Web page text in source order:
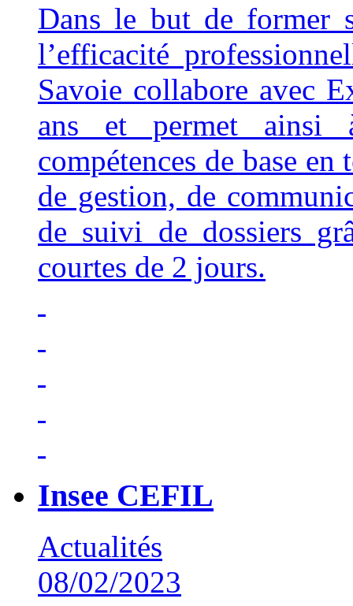
Dans le but de former
l’efficacité
Savoie collabore avec
ans et permet ainsi
compétences de base
de gestion, de
de suivi de dossiers
courtes de 2 jours.
Insee CEFIL
Actualités
08/02/2023